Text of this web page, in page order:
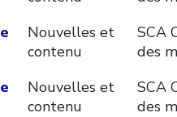
Nouvelles et
contenu
SCA
des
Nouvelles et
contenu
SCA
des